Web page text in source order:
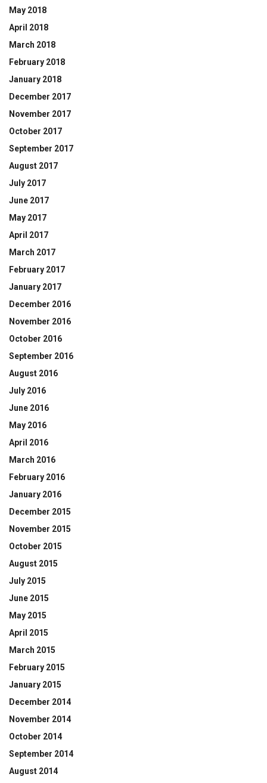
May 2018
April 2018
March 2018
February 2018
January 2018
December 2017
November 2017
October 2017
September 2017
August 2017
July 2017
June 2017
May 2017
April 2017
March 2017
February 2017
January 2017
December 2016
November 2016
October 2016
September 2016
August 2016
July 2016
June 2016
May 2016
April 2016
March 2016
February 2016
January 2016
December 2015
November 2015
October 2015
August 2015
July 2015
June 2015
May 2015
April 2015
March 2015
February 2015
January 2015
December 2014
November 2014
October 2014
September 2014
August 2014